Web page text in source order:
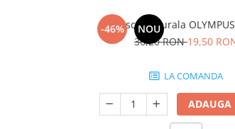
-46% NOU
Frisca Naturala
36,20 RON19,50
LA COMANDA
ADAUGA